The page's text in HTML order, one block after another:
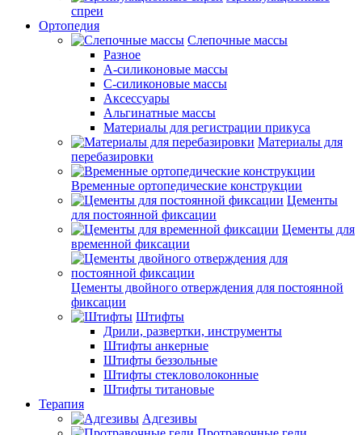
спреи
Ортопедия
Слепочные массы
Разное
А-силиконовые массы
С-силиконовые массы
Аксессуары
Альгинатные массы
Материалы для регистрации прикуса
Материалы для
перебазировки
Временные ортопедические конструкции
Цементы
для постоянной фиксации
Цементы для
временной фиксации
Цементы двойного отверждения для постоянной
фиксации
Штифты
Дрили, развертки, инструменты
Штифты анкерные
Штифты беззольные
Штифты стекловолоконные
Штифты титановые
Терапия
Адгезивы